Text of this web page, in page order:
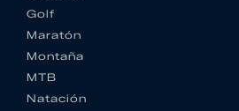
Golf
Maratón
Montaña
MTB
Natación